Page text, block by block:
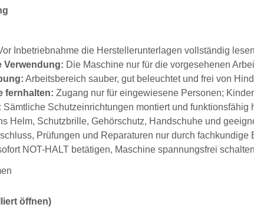
Inbetriebnahme die Herstellerunterlagen vollständig
Verwendung: Die Maschine nur für die vorgesehenen
Arbeitsbereich sauber, gut beleuchtet und frei von
fernhalten: Zugang nur für eingewiesene Personen;
Sämtliche Schutzeinrichtungen montiert und
Helm, Schutzbrille, Gehörschutz, Handschuhe und
Prüfungen und Reparaturen nur durch
NOT-HALT betätigen, Maschine spannungsfrei
öffnen)